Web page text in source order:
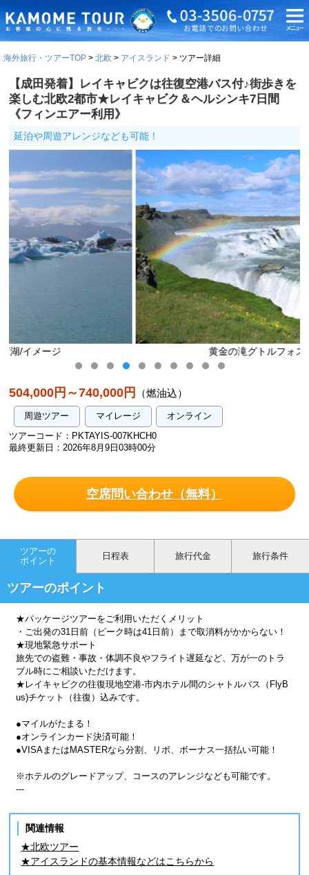
海外旅行・ツアーTOP 北欧 アイスランド ツアー詳細
【成田発着】レイキャビクは往復空港バス付♪街歩きを
楽しむ北欧2都市★レイキャビク＆ヘルシンキ7日間
《フィンエアー利用》
延泊や周遊アレンジなども可能！
黄金の滝グトルフォス/イメージ
504,000円～740,000円 （燃油込）
周遊ツアー マイレージ
オンライン
ツアーコード：PKTAYIS-007KHCH0
最終更新日：2026年8月9日03時00分
空席問い合わせ（無料）
ツアーの
ポイント
日程表 旅行代金 旅行条件
ツアーのポイント
★パッケージツアーをご利用いただくメリット
・ご出発の31日前（ピーク時は41日前）まで取消料がかからない！
★現地緊急サポート
旅先での盗難・事故・体調不良やフライト遅延など、万が一のトラ
ブル時にご相談いただけます。
★レイキャビクの往復現地空港-市内ホテル間のシャトルバス（FlyB
us)チケット（往復）込みです。
●マイルがたまる！
●オンラインカード決済可能！
●VISAまたはMASTERなら分割、リボ、ボーナス一括払い可能！
※ホテルのグレードアップ、コースのアレンジなども可能です。
---
関連情報
★北欧ツアー
★アイスランドの基本情報などはこちらから